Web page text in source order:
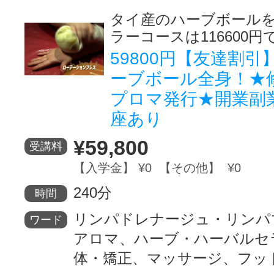
タイ産のハーブボール
ラーコースは116600円
59800円【友達割引
ーブボール全身！★
プロマ発行★開業副
座あり
受講料 ¥59,800
【入学金】 ¥0 【その他】 ¥0
時間 240分
ワード
リンパドレナージュ・リン
アロマ、ハーブ・ハーバルセ
体・矯正、マッサージ、フッ